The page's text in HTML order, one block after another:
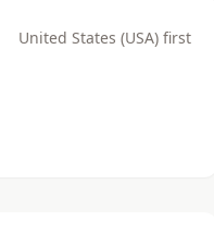
United States (USA) first